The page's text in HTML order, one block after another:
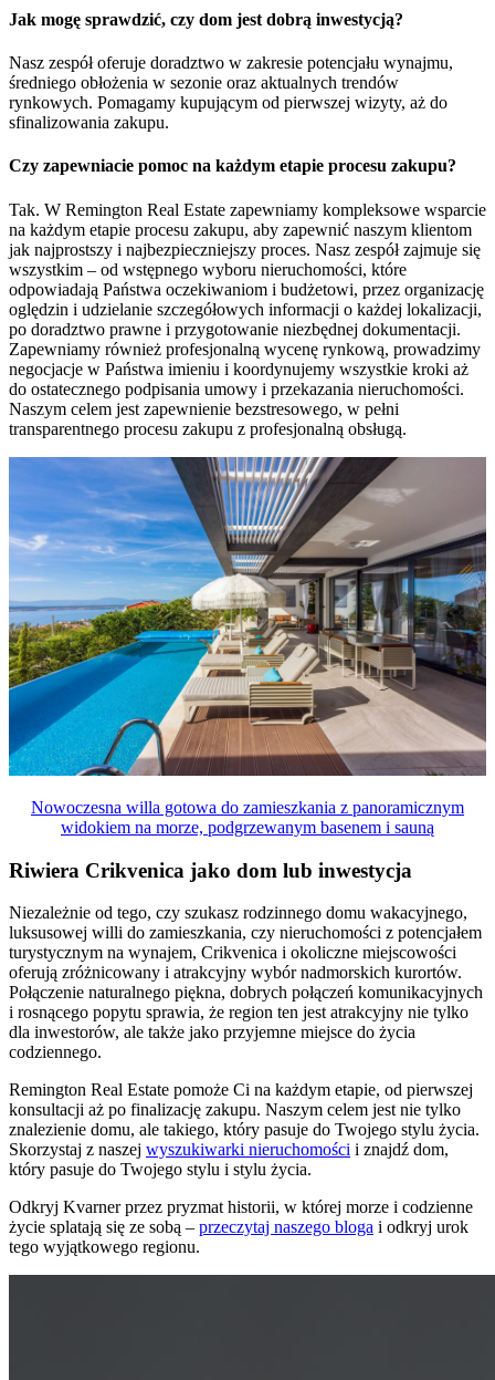
Jak mogę sprawdzić, czy dom jest dobrą inwestycją?
Nasz zespół oferuje doradztwo w zakresie potencjału wynajmu,
średniego obłożenia w sezonie oraz aktualnych trendów
rynkowych. Pomagamy kupującym od pierwszej wizyty, aż do
sfinalizowania zakupu.
Czy zapewniacie pomoc na każdym etapie procesu zakupu?
Tak. W Remington Real Estate zapewniamy kompleksowe wsparcie
na każdym etapie procesu zakupu, aby zapewnić naszym klientom
jak najprostszy i najbezpieczniejszy proces. Nasz zespół zajmuje się
wszystkim – od wstępnego wyboru nieruchomości, które
odpowiadają Państwa oczekiwaniom i budżetowi, przez organizację
oględzin i udzielanie szczegółowych informacji o każdej lokalizacji,
po doradztwo prawne i przygotowanie niezbędnej dokumentacji.
Zapewniamy również profesjonalną wycenę rynkową, prowadzimy
negocjacje w Państwa imieniu i koordynujemy wszystkie kroki aż
do ostatecznego podpisania umowy i przekazania nieruchomości.
Naszym celem jest zapewnienie bezstresowego, w pełni
transparentnego procesu zakupu z profesjonalną obsługą.
Nowoczesna willa gotowa do zamieszkania z panoramicznym
widokiem na morze, podgrzewanym basenem i sauną
Riwiera Crikvenica jako dom lub inwestycja
Niezależnie od tego, czy szukasz rodzinnego domu wakacyjnego,
luksusowej willi do zamieszkania, czy nieruchomości z potencjałem
turystycznym na wynajem, Crikvenica i okoliczne miejscowości
oferują zróżnicowany i atrakcyjny wybór nadmorskich kurortów.
Połączenie naturalnego piękna, dobrych połączeń komunikacyjnych
i rosnącego popytu sprawia, że region ten jest atrakcyjny nie tylko
dla inwestorów, ale także jako przyjemne miejsce do życia
codziennego.
Remington Real Estate pomoże Ci na każdym etapie, od pierwszej
konsultacji aż po finalizację zakupu. Naszym celem jest nie tylko
znalezienie domu, ale takiego, który pasuje do Twojego stylu życia.
Skorzystaj z naszej wyszukiwarki nieruchomości i znajdź dom,
który pasuje do Twojego stylu i stylu życia.
Odkryj Kvarner przez pryzmat historii, w której morze i codzienne
życie splatają się ze sobą – przeczytaj naszego bloga i odkryj urok
tego wyjątkowego regionu.